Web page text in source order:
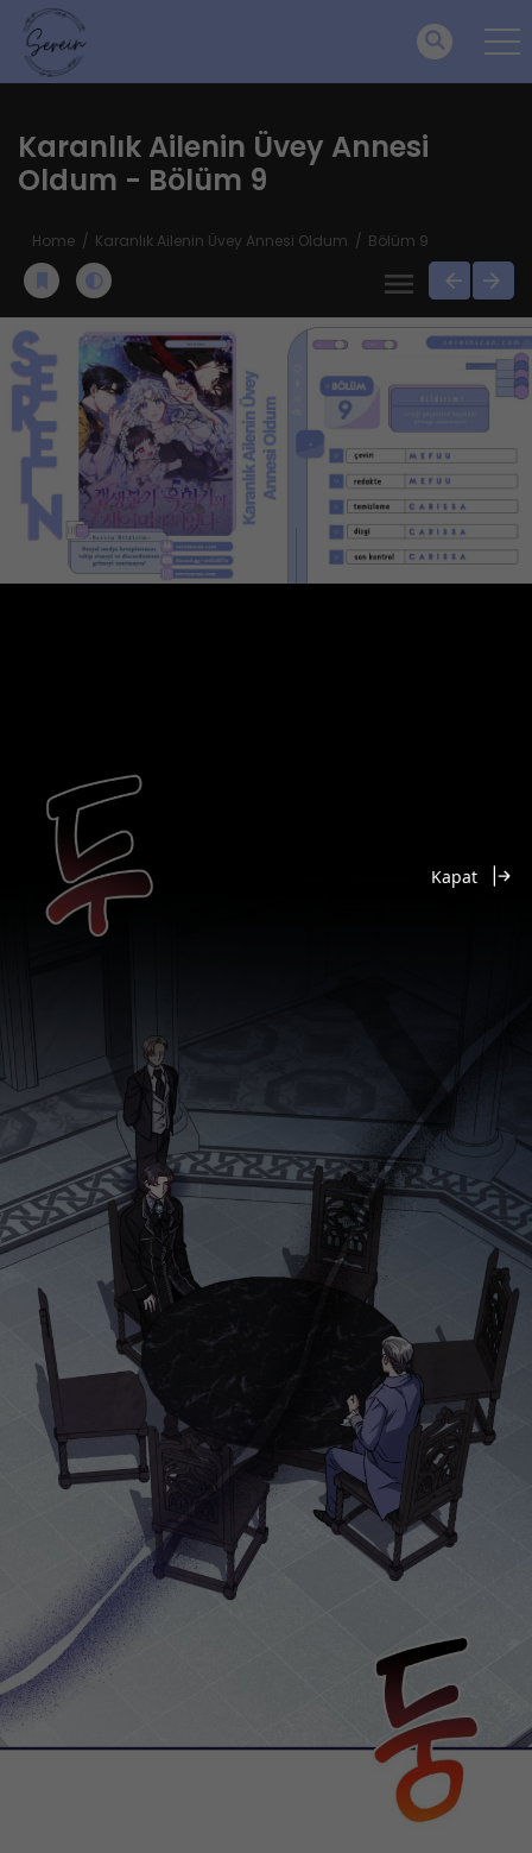
Karanlık Ailenin Üvey Annesi
Oldum - Bölüm 9
Home Karanlık Ailenin Üvey Annesi Oldum Bölüm 9
Kapat